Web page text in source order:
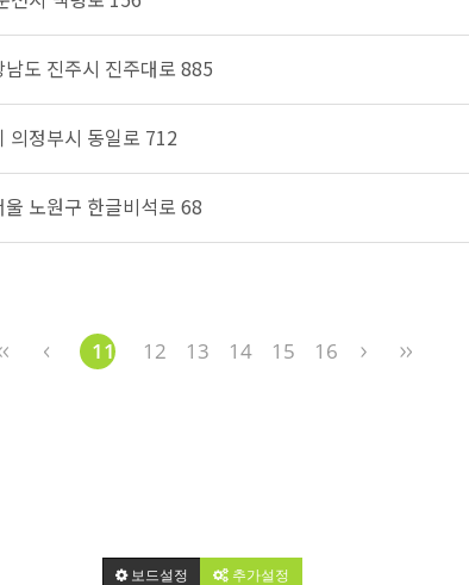
도 진주시 진주대로 885
의정부시 동일로 712
노원구 한글비석로 68
11 12 13 14 15 16
보드설정 추가설정